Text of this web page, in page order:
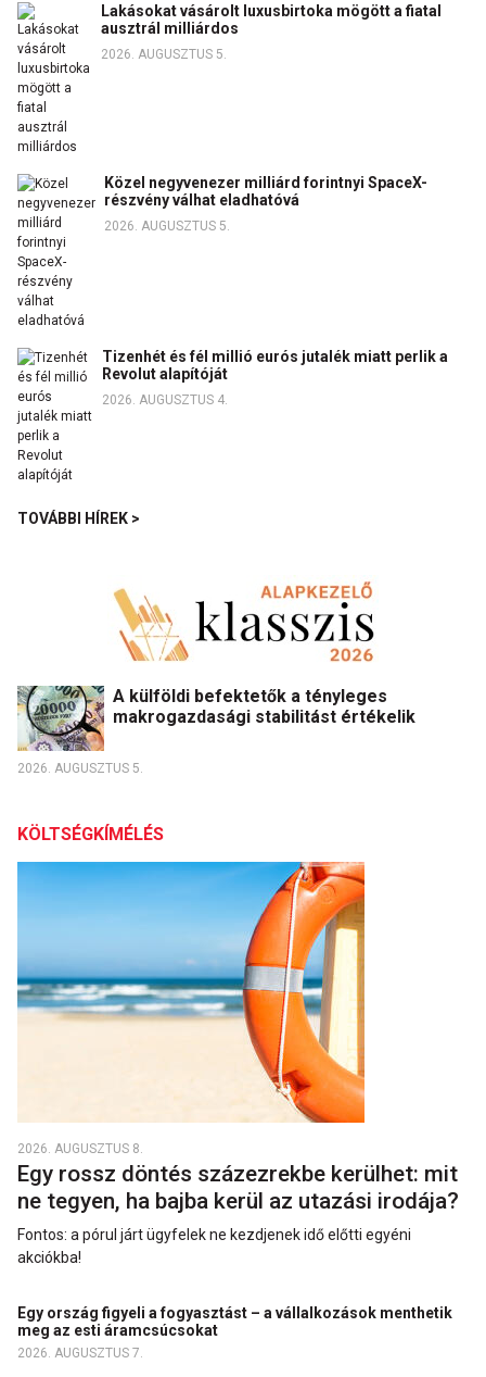
Lakásokat vásárolt luxusbirtoka mögött a fiatal
ausztrál milliárdos
2026. AUGUSZTUS 5.
Közel negyvenezer milliárd forintnyi SpaceX-
részvény válhat eladhatóvá
2026. AUGUSZTUS 5.
Tizenhét és fél millió eurós jutalék miatt perlik a
Revolut alapítóját
2026. AUGUSZTUS 4.
TOVÁBBI HÍREK >
A külföldi befektetők a tényleges
makrogazdasági stabilitást értékelik
2026. AUGUSZTUS 5.
KÖLTSÉGKÍMÉLÉS
2026. AUGUSZTUS 8.
Egy rossz döntés százezrekbe kerülhet: mit
ne tegyen, ha bajba kerül az utazási irodája?
Fontos: a pórul járt ügyfelek ne kezdjenek idő előtti egyéni
akciókba!
Egy ország figyeli a fogyasztást – a vállalkozások menthetik
meg az esti áramcsúcsokat
2026. AUGUSZTUS 7.